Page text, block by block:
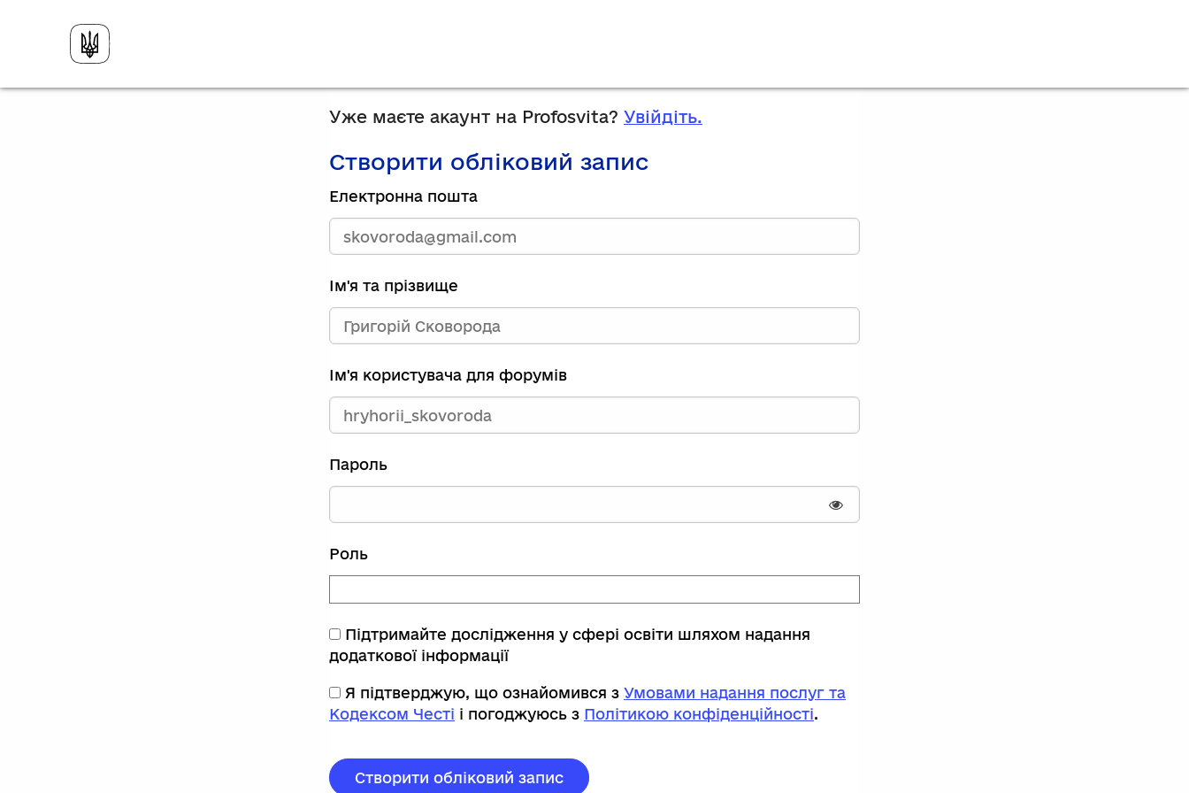
Уже маєте акаунт на Profosvita? Увійдіть.
Створити обліковий запис
Електронна пошта
Ім'я та прізвище
Ім'я користувача для форумів
Пароль
Показати пароль
Роль
Підтримайте дослідження у сфері освіти шляхом надання
додаткової інформації
Я підтверджую, що ознайомився з Умовами надання послуг та
Кодексом Честі і погоджуюсь з Політикою конфіденційності.
Створити обліковий запис